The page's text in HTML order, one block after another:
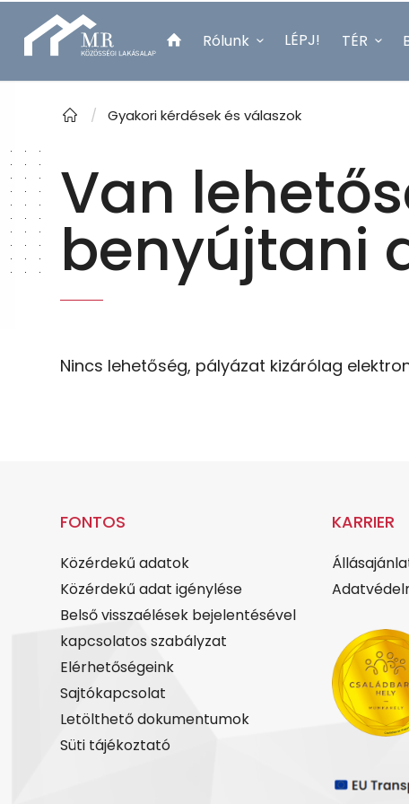
Rólunk LÉPJ! TÉR
/ Gyakori kérdések és válaszok
Van
benyújtani
Nincs lehetőség, pályázat kizárólag
FONTOS
Közérdekű adatok
Közérdekű adat igénylése
Belső visszaélések bejelentésével
kapcsolatos szabályzat
Elérhetőségeink
Sajtókapcsolat
Letölthető dokumentumok
Süti tájékoztató
KARRIER